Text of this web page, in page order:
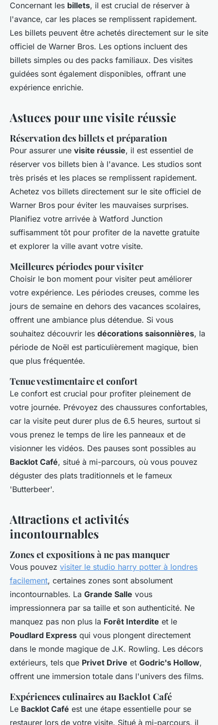
Concernant les billets, il est crucial de réserver à
l'avance, car les places se remplissent rapidement.
Les billets peuvent être achetés directement sur le site
officiel de Warner Bros. Les options incluent des
billets simples ou des packs familiaux. Des visites
guidées sont également disponibles, offrant une
expérience enrichie.
Astuces pour une visite réussie
Réservation des billets et préparation
Pour assurer une visite réussie, il est essentiel de
réserver vos billets bien à l'avance. Les studios sont
très prisés et les places se remplissent rapidement.
Achetez vos billets directement sur le site officiel de
Warner Bros pour éviter les mauvaises surprises.
Planifiez votre arrivée à Watford Junction
suffisamment tôt pour profiter de la navette gratuite
et explorer la ville avant votre visite.
Meilleures périodes pour visiter
Choisir le bon moment pour visiter peut améliorer
votre expérience. Les périodes creuses, comme les
jours de semaine en dehors des vacances scolaires,
offrent une ambiance plus détendue. Si vous
souhaitez découvrir les décorations saisonnières, la
période de Noël est particulièrement magique, bien
que plus fréquentée.
Tenue vestimentaire et confort
Le confort est crucial pour profiter pleinement de
votre journée. Prévoyez des chaussures confortables,
car la visite peut durer plus de 6.5 heures, surtout si
vous prenez le temps de lire les panneaux et de
visionner les vidéos. Des pauses sont possibles au
Backlot Café, situé à mi-parcours, où vous pouvez
déguster des plats traditionnels et le fameux
'Butterbeer'.
Attractions et activités
incontournables
Zones et expositions à ne pas manquer
Vous pouvez visiter le studio harry potter à londres
facilement, certaines zones sont absolument
incontournables. La Grande Salle vous
impressionnera par sa taille et son authenticité. Ne
manquez pas non plus la Forêt Interdite et le
Poudlard Express qui vous plongent directement
dans le monde magique de J.K. Rowling. Les décors
extérieurs, tels que Privet Drive et Godric's Hollow,
offrent une immersion totale dans l'univers des films.
Expériences culinaires au Backlot Café
Le Backlot Café est une étape essentielle pour se
restaurer lors de votre visite. Situé à mi-parcours, il